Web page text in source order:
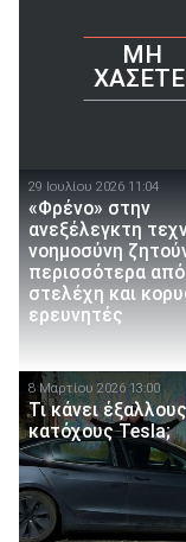
ΜΗ
29 Ιουλίου 2026 11:04
«Φρένο» στην
ανεξέλεγκτη
νοημοσύνη
περισσότερα
στελέχη και
ερευνητές
8 Μαρτίου 2026 13:00
Τι κάνει
κατόχους Tesla;